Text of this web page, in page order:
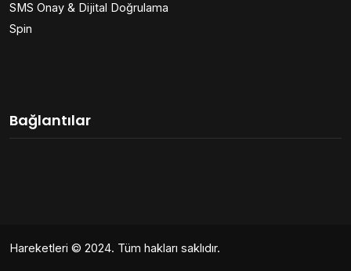
SMS Onay & Dijital Doğrulama
Spin
Bağlantılar
Hareketleri © 2024. Tüm hakları saklıdır.